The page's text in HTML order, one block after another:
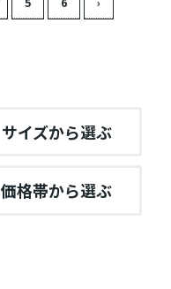
サイズから選ぶ
価格帯から選ぶ